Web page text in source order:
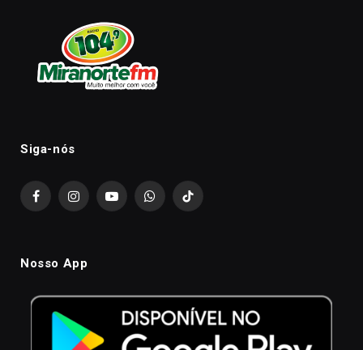
Siga-nós
FacebookInstagramYouTubeWhatsAppTikTok
Nosso App